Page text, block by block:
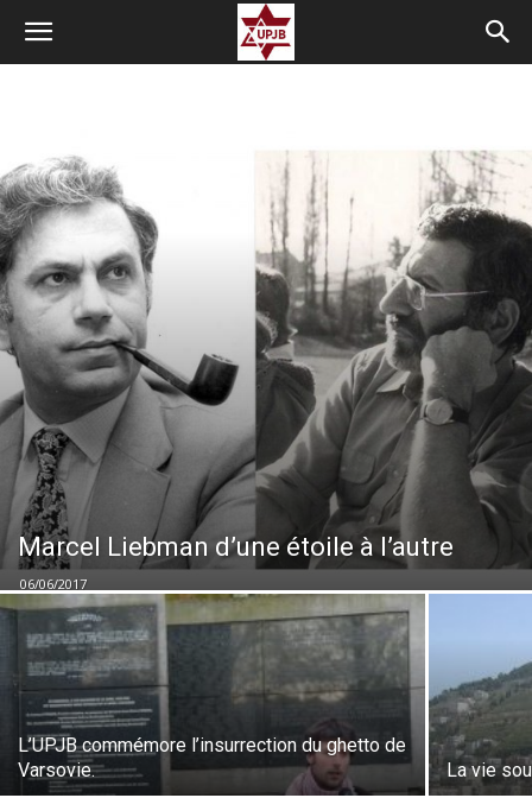
Marcel Liebman d’une étoile à l’autre
06/06/2017
L’UPJB commémore l’insurrection du ghetto de
Varsovie.
La vie